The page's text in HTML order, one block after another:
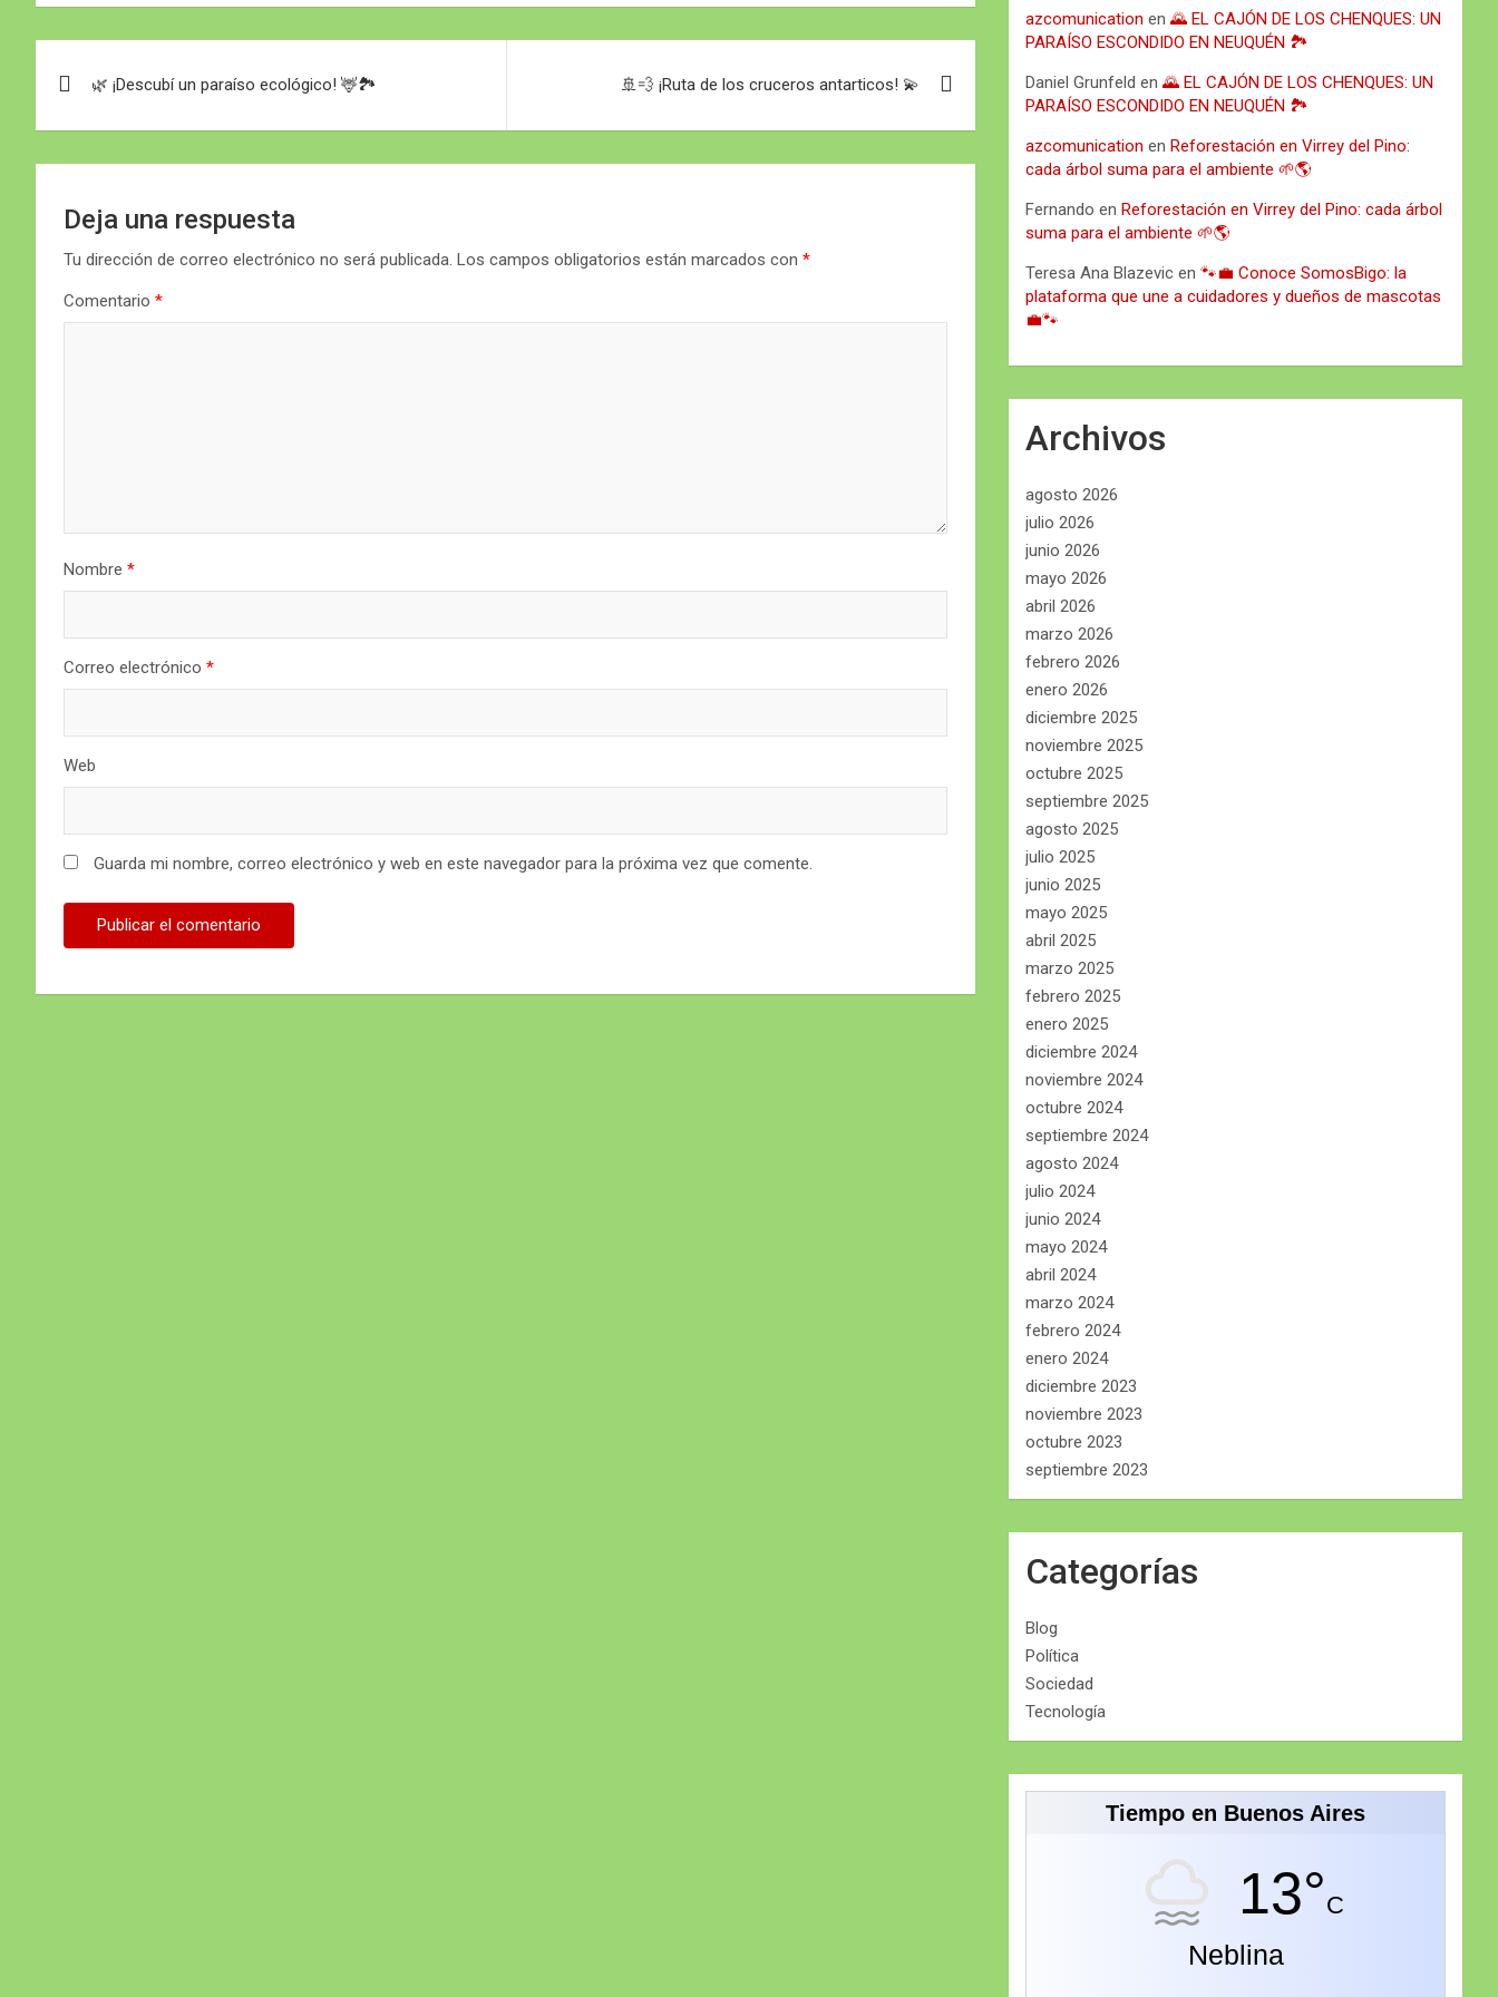
entradas
🌿 ¡Descubí un paraíso ecológico! 🦌🏞️ 🚢💨 ¡Ruta de los cruceros antarticos! 💫
Deja una respuesta
Tu dirección de correo electrónico no será publicada. Los campos obligatorios están marcados con *
Comentario *
Nombre *
Correo electrónico *
Web
Guarda mi nombre, correo electrónico y web en este navegador para la próxima vez que comente.
azcomunication en🌄 EL CAJÓN DE LOS CHENQUES: UN
PARAÍSO ESCONDIDO EN NEUQUÉN 🏞️
Daniel Grunfeld en🌄 EL CAJÓN DE LOS CHENQUES: UN
PARAÍSO ESCONDIDO EN NEUQUÉN 🏞️
azcomunication enReforestación en Virrey del Pino:
cada árbol suma para el ambiente 🌱🌎
Fernando enReforestación en Virrey del Pino: cada árbol
suma para el ambiente 🌱🌎
Teresa Ana Blazevic en🐾💼 Conoce SomosBigo: la
plataforma que une a cuidadores y dueños de mascotas
💼🐾
Archivos
agosto 2026
julio 2026
junio 2026
mayo 2026
abril 2026
marzo 2026
febrero 2026
enero 2026
diciembre 2025
noviembre 2025
octubre 2025
septiembre 2025
agosto 2025
julio 2025
junio 2025
mayo 2025
abril 2025
marzo 2025
febrero 2025
enero 2025
diciembre 2024
noviembre 2024
octubre 2024
septiembre 2024
agosto 2024
julio 2024
junio 2024
mayo 2024
abril 2024
marzo 2024
febrero 2024
enero 2024
diciembre 2023
noviembre 2023
octubre 2023
septiembre 2023
Categorías
Blog
Política
Sociedad
Tecnología
Tiempo en Buenos Aires
13°C
Neblina